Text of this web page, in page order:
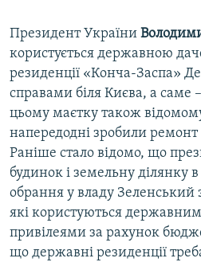
Президент України
користується державною
резиденції «Конча-Заспа»
справами біля Києва, а
цьому маєтку також
напередодні зробили
Раніше стало відомо, що
будинок і земельну ділянку
обрання у владу Зеленський
які користуються
привілеями за рахунок
що державні резиденції